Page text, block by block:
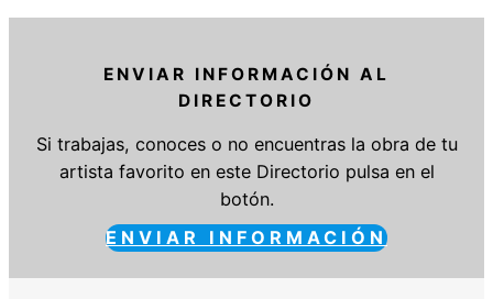
ENVIAR INFORMACIÓN AL
DIRECTORIO
Si trabajas, conoces o no encuentras la obra de tu
artista favorito en este Directorio pulsa en el
botón.
ENVIAR INFORMACIÓN